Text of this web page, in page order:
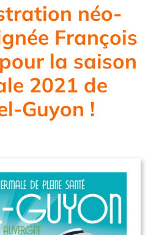
néo-
François
pour la saison
2021 de
Guyon !